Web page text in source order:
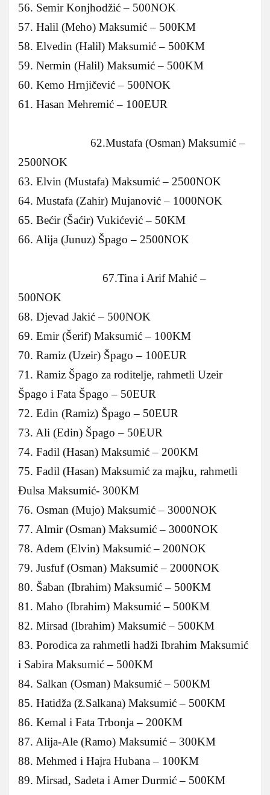
56. Semir Konjhodžić – 500NOK
57. Halil (Meho) Maksumić – 500KM
58. Elvedin (Halil) Maksumić – 500KM
59. Nermin (Halil) Maksumić – 500KM
60. Kemo Hrnjičević – 500NOK
61. Hasan Mehremić – 100EUR
62.Mustafa (Osman) Maksumić –
2500NOK
63. Elvin (Mustafa) Maksumić – 2500NOK
64. Mustafa (Zahir) Mujanović – 1000NOK
65. Bećir (Šaćir) Vukićević – 50KM
66. Alija (Junuz) Špago – 2500NOK
67.Tina i Arif Mahić –
500NOK
68. Djevad Jakić – 500NOK
69. Emir (Šerif) Maksumić – 100KM
70. Ramiz (Uzeir) Špago – 100EUR
71. Ramiz Špago za roditelje, rahmetli Uzeir
Špago i Fata Špago – 50EUR
72. Edin (Ramiz) Špago – 50EUR
73. Ali (Edin) Špago – 50EUR
74. Fadil (Hasan) Maksumić – 200KM
75. Fadil (Hasan) Maksumić za majku, rahmetli
Đulsa Maksumić- 300KM
76. Osman (Mujo) Maksumić – 3000NOK
77. Almir (Osman) Maksumić – 3000NOK
78. Adem (Elvin) Maksumić – 200NOK
79. Jusfuf (Osman) Maksumić – 2000NOK
80. Šaban (Ibrahim) Maksumić – 500KM
81. Maho (Ibrahim) Maksumić – 500KM
82. Mirsad (Ibrahim) Maksumić – 500KM
83. Porodica za rahmetli hadži Ibrahim Maksumić
i Sabira Maksumić – 500KM
84. Salkan (Osman) Maksumić – 500KM
85. Hatidža (ž.Salkana) Maksumić – 500KM
86. Kemal i Fata Trbonja – 200KM
87. Alija-Ale (Ramo) Maksumić – 300KM
88. Mehmed i Hajra Hubana – 100KM
89. Mirsad, Sadeta i Amer Durmić – 500KM